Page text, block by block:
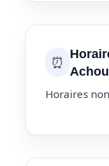
⏰
Horaires